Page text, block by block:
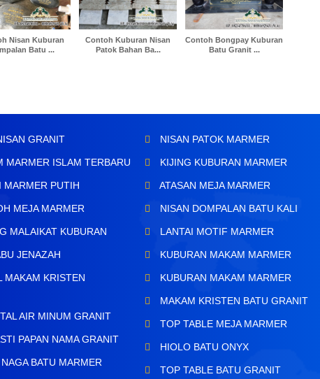
Nisan Kuburan
Batu ...
Contoh Kuburan Nisan
Patok Bahan Ba...
Contoh Bongpay Kuburan
Batu Granit ...
GRANIT
MARMER ISLAM TERBARU
MARMER PUTIH
MEJA MARMER
MALAIKAT KUBURAN
JENAZAH
MAKAM KRISTEN
AIR MINUM GRANIT
PAPAN NAMA GRANIT
BATU MARMER
NISAN PATOK MARMER
KIJING KUBURAN MARMER
ATASAN MEJA MARMER
NISAN DOMPALAN BATU KALI
LANTAI MOTIF MARMER
KUBURAN MAKAM MARMER
KUBURAN MAKAM MARMER
MAKAM KRISTEN BATU GRANIT
TOP TABLE MEJA MARMER
HIOLO BATU ONYX
TOP TABLE BATU GRANIT